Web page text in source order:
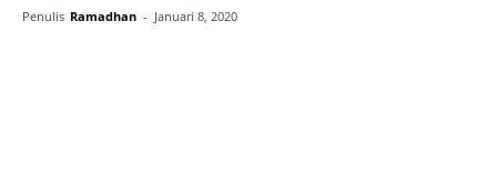
Penulis Ramadhan - Januari 8, 2020